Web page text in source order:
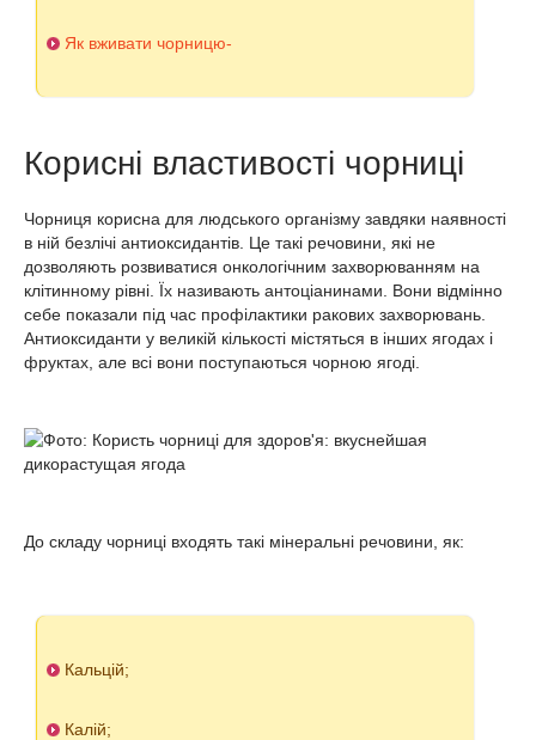
Як вживати чорницю-
Корисні властивості чорниці
Чорниця корисна для людського організму завдяки наявності
в ній безлічі антиоксидантів. Це такі речовини, які не
дозволяють розвиватися онкологічним захворюванням на
клітинному рівні. Їх називають антоціанинами. Вони відмінно
себе показали під час профілактики ракових захворювань.
Антиоксиданти у великій кількості містяться в інших ягодах і
фруктах, але всі вони поступаються чорною ягоді.
До складу чорниці входять такі мінеральні речовини, як:
Кальцій;
Калій;